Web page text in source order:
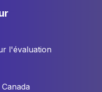
l'évaluation